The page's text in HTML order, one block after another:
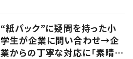
“紙パック”に疑問を持った小
学生が企業に問い合わせ→企
業からの丁寧な対応に「素晴ら